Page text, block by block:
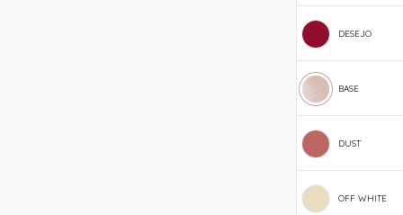
DESEJO
BASE
DUST
OFF WHITE